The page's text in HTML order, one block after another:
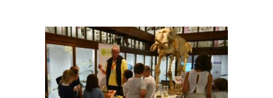
Curieux de
Bienvenue !